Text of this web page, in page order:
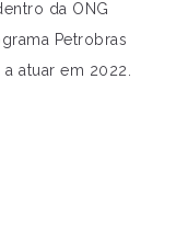
da ONG
Petrobras
atuar em 2022.